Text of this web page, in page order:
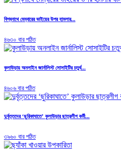
বিশ্বনাথে মেম্বারের ভাইয়ের উপর হামলার...
৪৬৩০ বার পঠিত
কুলাউড়ায় অনলাইন জার্নালিস্ট সোসাইটির চতুর্থ...
৪৬০৬ বার পঠিত
দুর্বৃত্তদের ‘ছুরিকাঘাতে’ কুলাউড়ার ছাত্রলীগ কর্মী...
৩৯৬০ বার পঠিত